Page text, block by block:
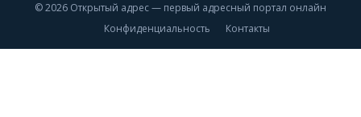
© 2026 Открытый адрес — первый адресный портал онлайн
Конфиденциальность
Контакты